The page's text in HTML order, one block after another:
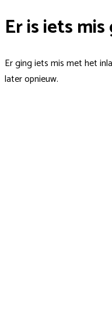
Er is iets
Er ging iets mis met het
later opnieuw.